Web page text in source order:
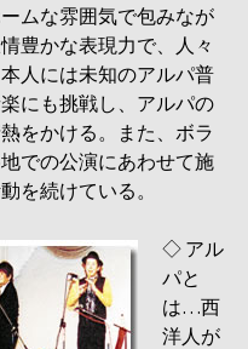
ムな雰囲気で包みなが
豊かな表現力で、人々
人には未知のアルパ普
にも挑戦し、アルパの
をかける。また、ボラ
での公演にあわせて施
を続けている。
◇ アル
パと
は…西
洋人が